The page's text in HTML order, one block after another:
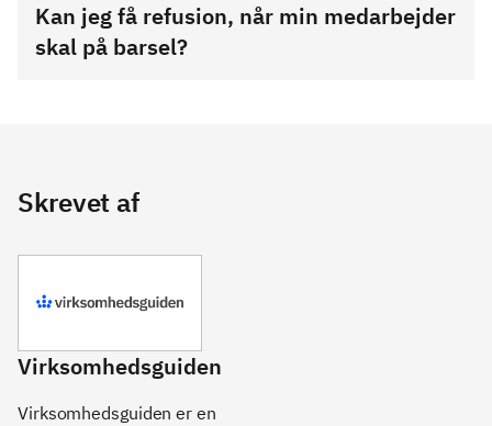
Kan jeg få refusion, når min medarbejder
skal på barsel?
Skrevet af
Virksomhedsguiden
Virksomhedsguiden er en